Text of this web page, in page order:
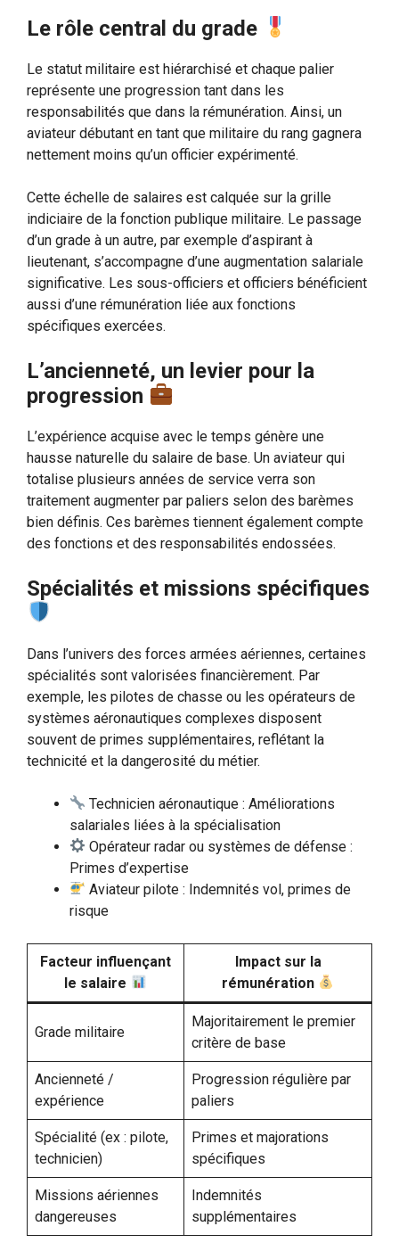
Le rôle central du grade
Le statut militaire est hiérarchisé et chaque palier
représente une progression tant dans les
responsabilités que dans la rémunération. Ainsi, un
aviateur débutant en tant que militaire du rang gagnera
nettement moins qu’un officier expérimenté.
Cette échelle de salaires est calquée sur la grille
indiciaire de la fonction publique militaire. Le passage
d’un grade à un autre, par exemple d’aspirant à
lieutenant, s’accompagne d’une augmentation salariale
significative. Les sous-officiers et officiers bénéficient
aussi d’une rémunération liée aux fonctions
spécifiques exercées.
L’ancienneté, un levier pour la
progression
L’expérience acquise avec le temps génère une
hausse naturelle du salaire de base. Un aviateur qui
totalise plusieurs années de service verra son
traitement augmenter par paliers selon des barèmes
bien définis. Ces barèmes tiennent également compte
des fonctions et des responsabilités endossées.
Spécialités et missions spécifiques
Dans l’univers des forces armées aériennes, certaines
spécialités sont valorisées financièrement. Par
exemple, les pilotes de chasse ou les opérateurs de
systèmes aéronautiques complexes disposent
souvent de primes supplémentaires, reflétant la
technicité et la dangerosité du métier.
Technicien aéronautique : Améliorations
salariales liées à la spécialisation
Opérateur radar ou systèmes de défense :
Primes d’expertise
Aviateur pilote : Indemnités vol, primes de
risque
Facteur influençant
le salaire
Impact sur la
rémunération
Grade militaire
Majoritairement le premier
critère de base
Ancienneté /
expérience
Progression régulière par
paliers
Spécialité (ex : pilote,
technicien)
Primes et majorations
spécifiques
Missions aériennes
dangereuses
Indemnités
supplémentaires